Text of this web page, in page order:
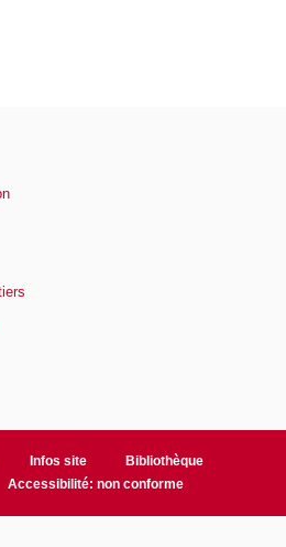
Infos site
Bibliothèque
Accessibilité: non conforme